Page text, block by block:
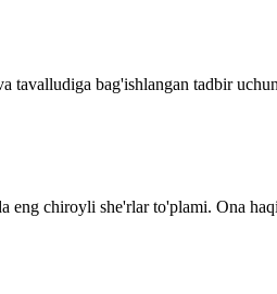
tavalludiga bag'ishlangan tadbir
eng chiroyli she'rlar to'plami. Ona